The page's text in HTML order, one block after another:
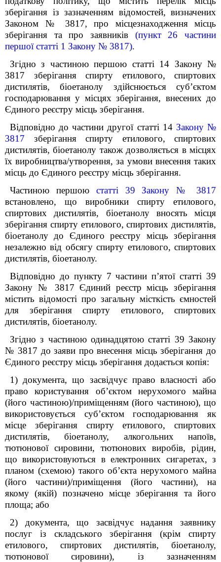
зберігання із зазначенням відомостей, визначених
Законом № 3817, про місцезнаходження місць
зберігання та про заявників (пункт 26 частини
першої статті 1 Закону № 3817).
Згідно з частиною першою статті 14 Закону №
3817 зберігання спирту етилового, спиртових
дистилятів, біоетанолу здійснюється суб’єктом
господарювання у місцях зберігання, внесених до
Єдиного реєстру місць зберігання.
Відповідно до частини другої статті 14 Закону №
3817 зберігання спирту етилового, спиртових
дистилятів, біоетанолу також дозволяється в місцях
їх виробництва/утворення, за умови внесення таких
місць до Єдиного реєстру місць зберігання.
Частиною першою статті 39 Закону № 3817
встановлено, що виробники спирту етилового,
спиртових дистилятів, біоетанолу вносять місця
зберігання спирту етилового, спиртових дистилятів,
біоетанолу до Єдиного реєстру місць зберігання
незалежно від обсягу спирту етилового, спиртових
дистилятів, біоетанолу.
Відповідно до пункту 7 частини п’ятої статті 39
Закону № 3817 Єдиний реєстр місць зберігання
містить відомості про загальну місткість ємностей
для зберігання спирту етилового, спиртових
дистилятів, біоетанолу.
Згідно з частиною одинадцятою статті 39 Закону
№ 3817 до заяви про внесення місць зберігання до
Єдиного реєстру місць зберігання додається копія:
1) документа, що засвідчує право власності або
право користування об’єктом нерухомого майна
(його частиною)/приміщенням (його частиною), що
використовується суб’єктом господарювання як
місце зберігання спирту етилового, спиртових
дистилятів, біоетанолу, алкогольних напоїв,
тютюнової сировини, тютюнових виробів, рідин,
що використовуються в електронних сигаретах, з
планом (схемою) такого об’єкта нерухомого майна
(його частини)/приміщення (його частини), на
якому (якій) позначено місце зберігання та його
площа; або
2) документа, що засвідчує надання заявнику
послуг із складського зберігання (крім спирту
етилового, спиртових дистилятів, біоетанолу,
тютюнової сировини), із зазначенням